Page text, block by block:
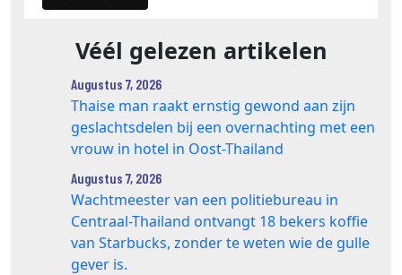
Véél gelezen artikelen
Augustus 7, 2026
Thaise man raakt ernstig gewond aan zijn
geslachtsdelen bij een overnachting met een
vrouw in hotel in Oost-Thailand
Augustus 7, 2026
Wachtmeester van een politiebureau in
Centraal-Thailand ontvangt 18 bekers koffie
van Starbucks, zonder te weten wie de gulle
gever is.